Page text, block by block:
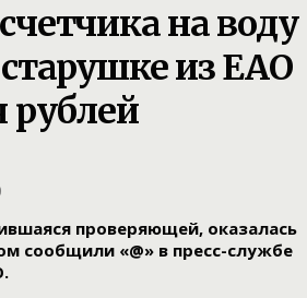
на воду
из ЕАО
рублей
проверяющей, оказалась
сообщили «@» в пресс-службе